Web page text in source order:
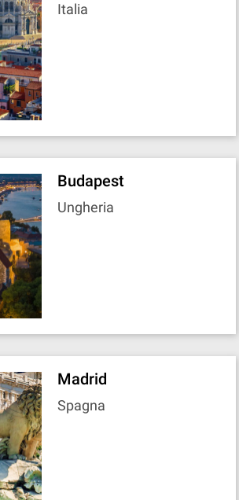
Italia
Budapest
Ungheria
Madrid
Spagna